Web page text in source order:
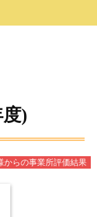
)
からの事業所評価結果